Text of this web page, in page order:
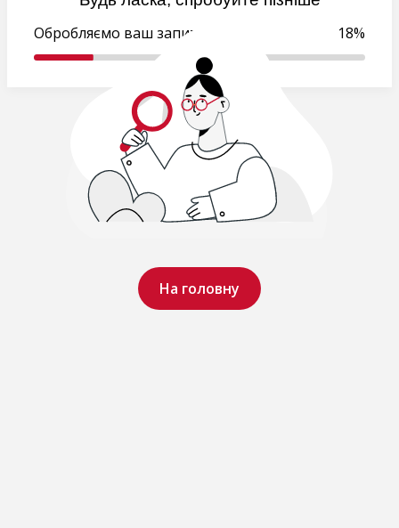
На головну
Обробляємо ваш запит.. 18%